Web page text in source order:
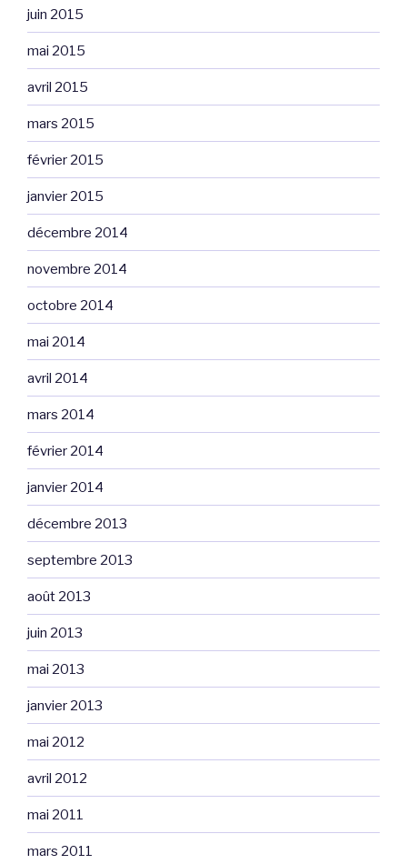
juin 2015
mai 2015
avril 2015
mars 2015
février 2015
janvier 2015
décembre 2014
novembre 2014
octobre 2014
mai 2014
avril 2014
mars 2014
février 2014
janvier 2014
décembre 2013
septembre 2013
août 2013
juin 2013
mai 2013
janvier 2013
mai 2012
avril 2012
mai 2011
mars 2011